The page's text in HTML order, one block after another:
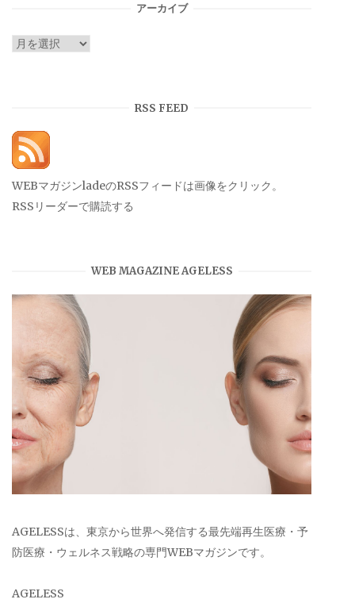
アーカイブ
ア
RSS FEED
WEBマガジンladeのRSSフィードは画像をクリック。
RSSリーダーで購読する
WEB MAGAZINE AGELESS
AGELESSは、東京から世界へ発信する最先端再生医療・予
防医療・ウェルネス戦略の専門WEBマガジンです。
AGELESS